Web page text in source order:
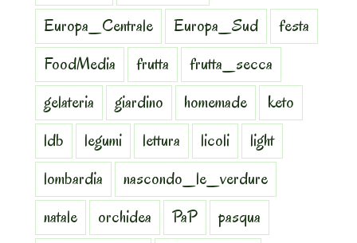
Europa_Centrale
Europa_Sud
festa
FoodMedia
frutta
frutta_secca
gelateria
giardino homemade
keto
ldb
legumi lettura licoli
light
lombardia
nascondo_le_verdure
natale
orchidea PaP
pasqua